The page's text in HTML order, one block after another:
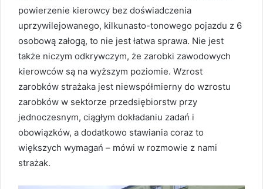
powierzenie kierowcy bez doświadczenia
uprzywilejowanego, kilkunasto-tonowego pojazdu z 6
osobową załogą, to nie jest łatwa sprawa. Nie jest
także niczym odkrywczym, że zarobki zawodowych
kierowców są na wyższym poziomie. Wzrost
zarobków strażaka jest niewspółmierny do wzrostu
zarobków w sektorze przedsiębiorstw przy
jednoczesnym, ciągłym dokładaniu zadań i
obowiązków, a dodatkowo stawiania coraz to
większych wymagań – mówi w rozmowie z nami
strażak.